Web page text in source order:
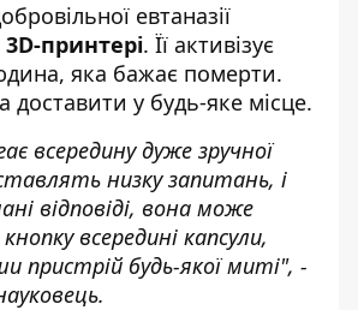
евтаназії
принтері. Її активізує
яка бажає померти.
у будь-яке місце.
всередину дуже зручної
низку запитань, і
відповіді, вона може
всередині капсули,
пристрій будь-якої миті", -